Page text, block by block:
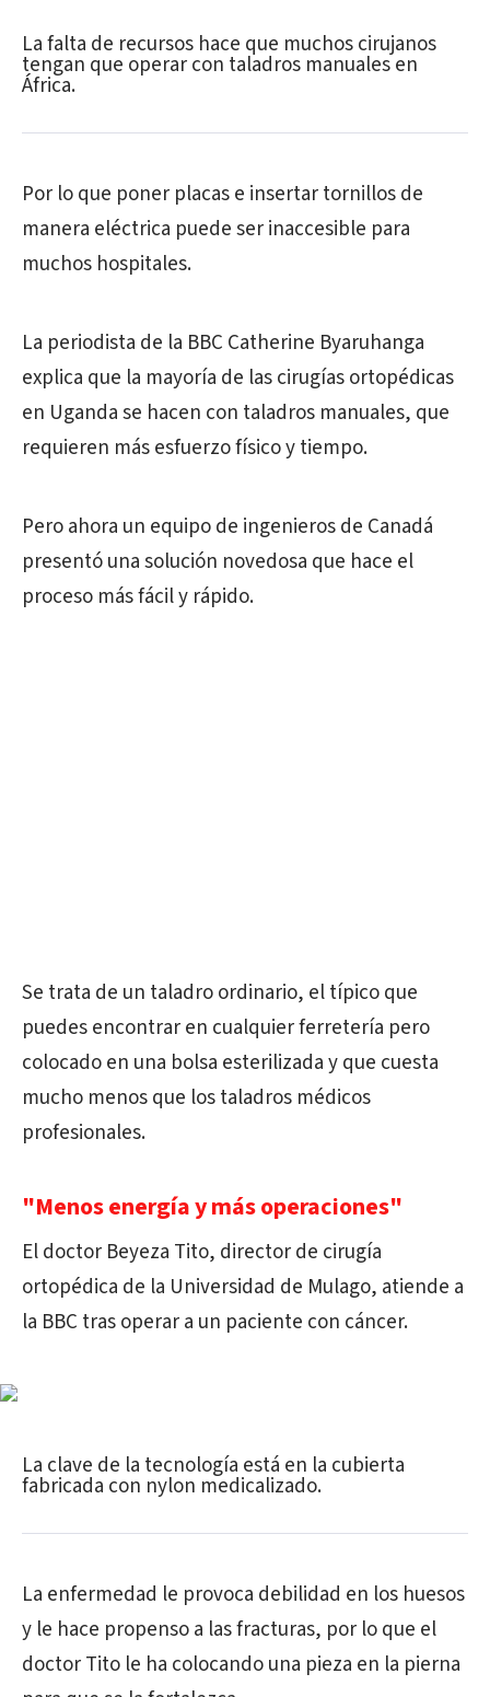
La falta de recursos hace que muchos cirujanos
tengan que operar con taladros manuales en
África.
Por lo que poner placas e insertar tornillos de
manera eléctrica puede ser inaccesible para
muchos hospitales.
La periodista de la BBC Catherine Byaruhanga
explica que la mayoría de las cirugías ortopédicas
en Uganda se hacen con taladros manuales, que
requieren más esfuerzo físico y tiempo.
Pero ahora un equipo de ingenieros de Canadá
presentó una solución novedosa que hace el
proceso más fácil y rápido.
Se trata de un taladro ordinario, el típico que
puedes encontrar en cualquier ferretería pero
colocado en una bolsa esterilizada y que cuesta
mucho menos que los taladros médicos
profesionales.
"Menos energía y más operaciones"
El doctor Beyeza Tito, director de cirugía
ortopédica de la Universidad de Mulago, atiende a
la BBC tras operar a un paciente con cáncer.
La clave de la tecnología está en la cubierta
fabricada con nylon medicalizado.
La enfermedad le provoca debilidad en los huesos
y le hace propenso a las fracturas, por lo que el
doctor Tito le ha colocando una pieza en la pierna